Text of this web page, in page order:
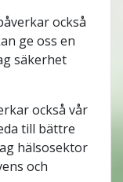
också
ge oss en
säkerhet
också vår
till bättre
hälsosektor
och